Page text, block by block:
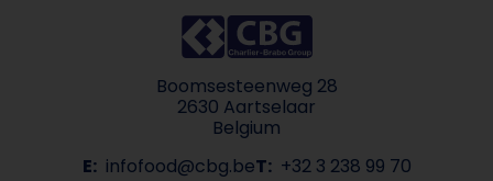
Boomsesteenweg 28
2630 Aartselaar
Belgium
E: infofood@cbg.beT: +32 3 238 99 70